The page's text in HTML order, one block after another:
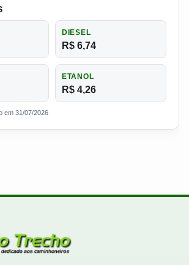
DIESEL
R$ 6,74
ETANOL
R$ 4,26
em 31/07/2026